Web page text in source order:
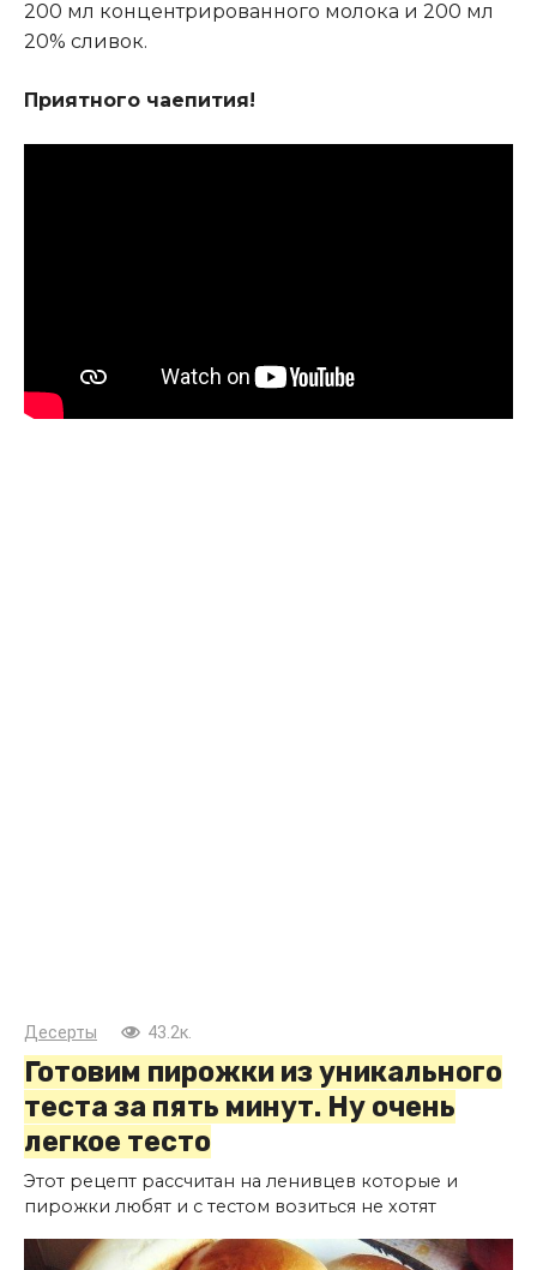
200 мл концентрированного молока и 200 мл
20% сливок.
Приятного чаепития!
Десерты 43.2к.
Готовим пирожки из уникального
теста за пять минут. Ну очень
легкое тесто
Этот рецепт рассчитан на ленивцев которые и
пирожки любят и с тестом возиться не хотят